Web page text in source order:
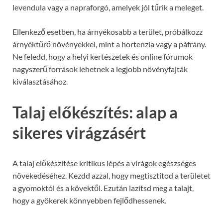
levendula vagy a napraforgó, amelyek jól tűrik a meleget.
Ellenkező esetben, ha árnyékosabb a terület, próbálkozz
árnyéktűrő növényekkel, mint a hortenzia vagy a páfrány.
Ne feledd, hogy a helyi kertészetek és online fórumok
nagyszerű források lehetnek a legjobb növényfajták
kiválasztásához.
Talaj előkészítés: alap a
sikeres virágzásért
A talaj előkészítése kritikus lépés a virágok egészséges
növekedéséhez. Kezdd azzal, hogy megtisztítod a területet
a gyomoktól és a kövektől. Ezután lazítsd meg a talajt,
hogy a gyökerek könnyebben fejlődhessenek.